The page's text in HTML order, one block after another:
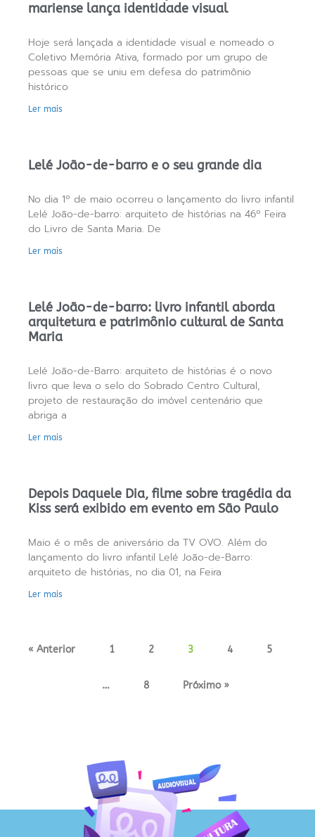
mariense lança identidade visual
Hoje será lançada a identidade visual e nomeado o
Coletivo Memória Ativa, formado por um grupo de
pessoas que se uniu em defesa do patrimônio
histórico
Ler mais
Lelé João-de-barro e o seu grande dia
No dia 1º de maio ocorreu o lançamento do livro infantil
Lelé João-de-barro: arquiteto de histórias na 46º Feira
do Livro de Santa Maria. De
Ler mais
Lelé João-de-barro: livro infantil aborda
arquitetura e patrimônio cultural de Santa
Maria
Lelé João-de-Barro: arquiteto de histórias é o novo
livro que leva o selo do Sobrado Centro Cultural,
projeto de restauração do imóvel centenário que
abriga a
Ler mais
Depois Daquele Dia, filme sobre tragédia da
Kiss será exibido em evento em São Paulo
Maio é o mês de aniversário da TV OVO. Além do
lançamento do livro infantil Lelé João-de-Barro:
arquiteto de histórias, no dia 01, na Feira
Ler mais
« Anterior 1 2 3 4 5
… 8 Próximo »